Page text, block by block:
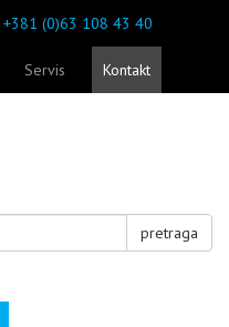
+381 (0)63 108 43 40
Servis Kontakt
pretraga